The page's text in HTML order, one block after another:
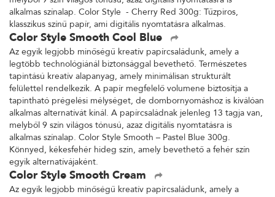
alkalmas színalap. Color Style - Cherry Red 300g: Tűzpiros,
klasszikus színű papír, ami digitális nyomtatásra alkalmas.
Color Style Smooth Cool Blue
Az egyik legjobb minőségű kreatív papírcsaládunk, amely a
legtöbb technológiánál biztonsággal bevethető. Természetes
tapintású kreatív alapanyag, amely minimálisan strukturált
felülettel rendelkezik. A papír megfelelő volumene biztosítja a
tapintható prégelési mélységet, de dombornyomáshoz is kiválóan
alkalmas alternatívát kínál. A papírcsaládnak jelenleg 13 tagja van,
melyből 9 szín világos tónusú, azaz digitális nyomtatásra is
alkalmas színalap. Color Style Smooth – Pastel Blue 300g.
Könnyed, kékesfehér hideg szín, amely bevethető a fehér szín
egyik alternatívájaként.
Color Style Smooth Cream
Az egyik legjobb minőségű kreatív papírcsaládunk, amely a